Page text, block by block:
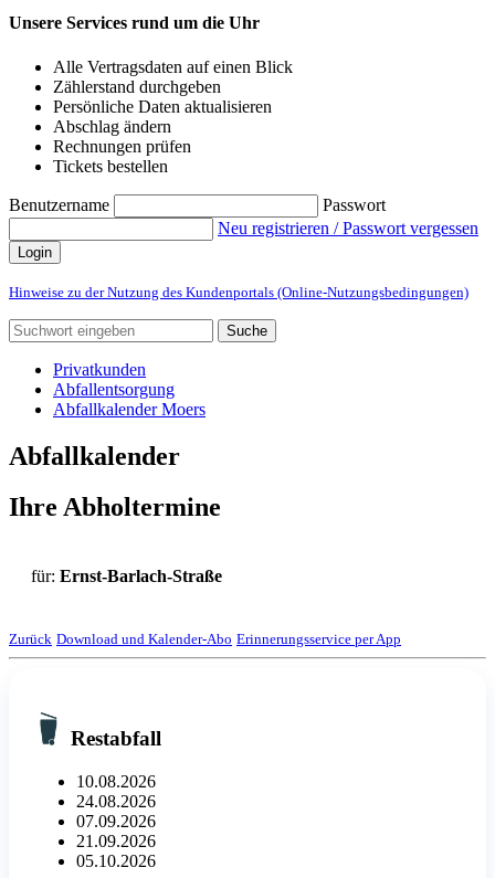
Unsere Services rund um die Uhr
Alle Vertragsdaten auf einen Blick
Zählerstand durchgeben
Persönliche Daten aktualisieren
Abschlag ändern
Rechnungen prüfen
Tickets bestellen
Benutzername
Passwort
Neu registrieren / Passwort vergessen
Login
Hinweise zu der Nutzung des Kundenportals (Online-Nutzungsbedingungen)
Suche
Privatkunden
Abfallentsorgung
Abfallkalender Moers
Abfallkalender
Ihre Abholtermine
für: Ernst-Barlach-Straße
Zurück Download und Kalender-Abo Erinnerungsservice per App
Restabfall
10.08.2026
24.08.2026
07.09.2026
21.09.2026
05.10.2026